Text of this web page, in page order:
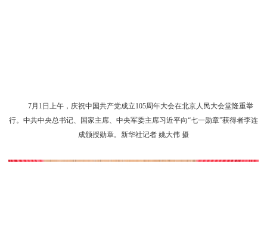
7月1日上午，庆祝中国共产党成立105周年大会在北京人民大会堂隆重举
行。中共中央总书记、国家主席、中央军委主席习近平向“七一勋章”获得者李连
成颁授勋章。新华社记者 姚大伟 摄